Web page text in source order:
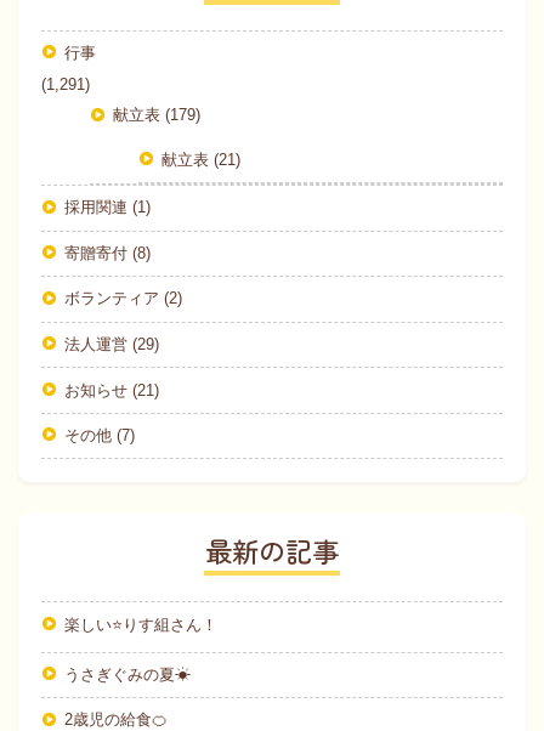
行事
(1,291)
献立表 (179)
献立表 (21)
採用関連 (1)
寄贈寄付 (8)
ボランティア (2)
法人運営 (29)
お知らせ (21)
その他 (7)
最新の記事
楽しい⭐りす組さん！
うさぎぐみの夏☀
2歳児の給食🍊